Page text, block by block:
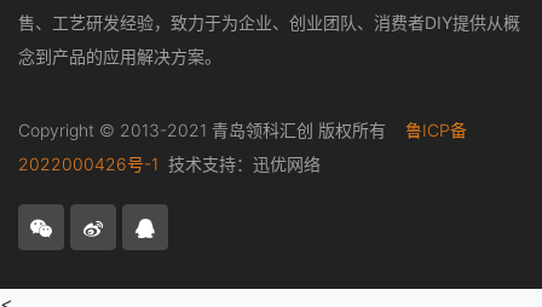
售、工艺研发经验，致力于为企业、创业团队、消费者DIY提供从概
念到产品的应用解决方案。
Copyright © 2013-2021 青岛领科汇创 版权所有 鲁ICP备
2022000426号-1 技术支持： 迅优网络